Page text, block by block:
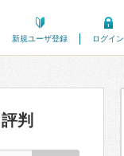
新規ユーザ登録 ログイン
判